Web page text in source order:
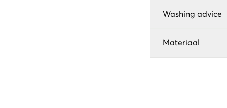
Washing advice
Materiaal